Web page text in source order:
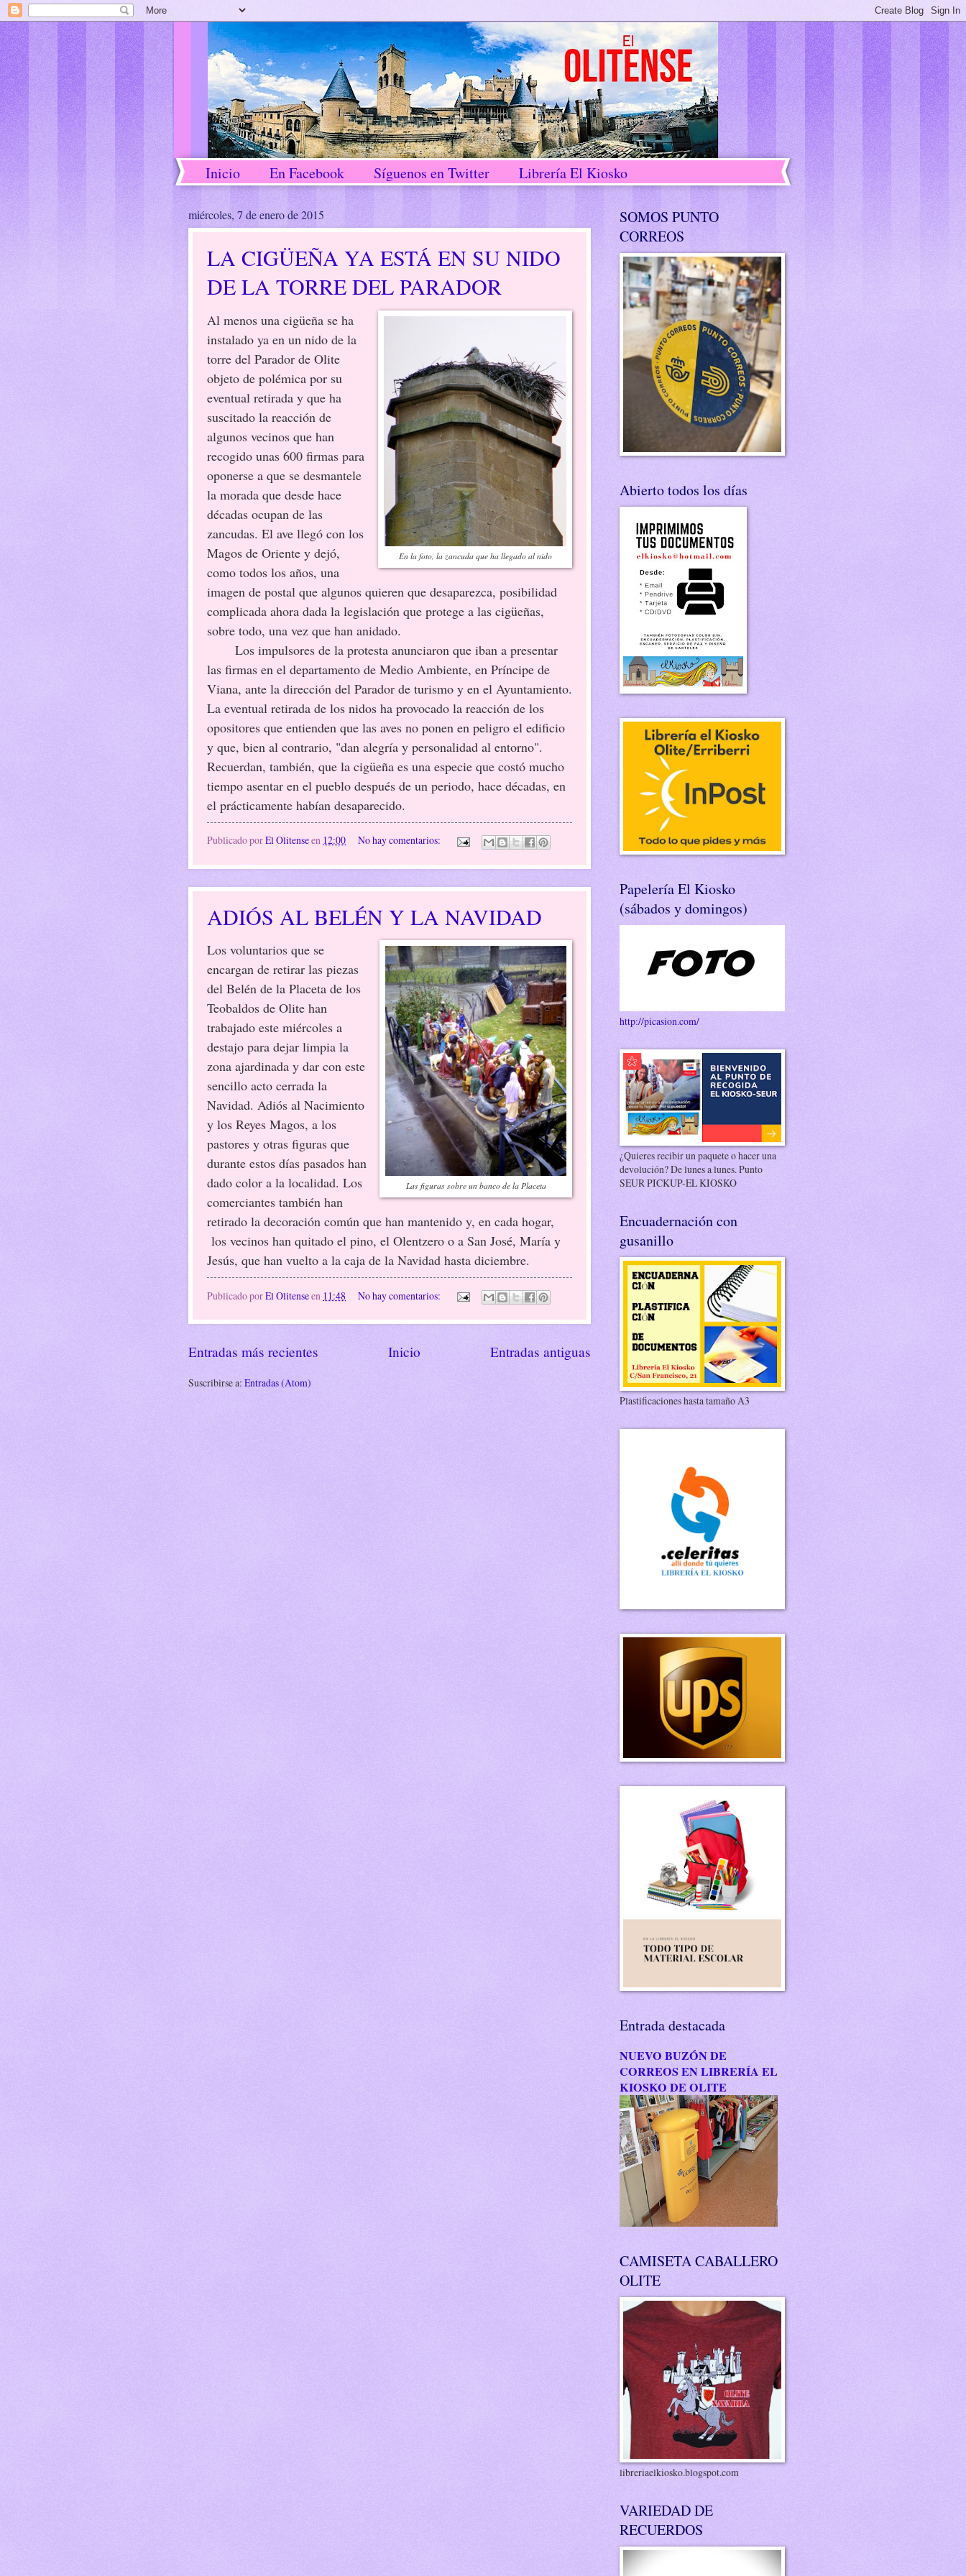
Inicio En Facebook Síguenos en Twitter Librería El Kiosko
miércoles, 7 de enero de 2015
LA CIGÜEÑA YA ESTÁ EN SU NIDO
DE LA TORRE DEL PARADOR
En la foto, la zancuda que ha llegado al nido
Al menos una cigüeña se ha
instalado ya en un nido de la
torre del Parador de Olite
objeto de polémica por su
eventual retirada y que ha
suscitado la reacción de
algunos vecinos que han
recogido unas 600 firmas para
oponerse a que se desmantele
la morada que desde hace
décadas ocupan de las
zancudas. El ave llegó con los
Magos de Oriente y dejó,
como todos los años, una
imagen de postal que algunos quieren que desaparezca, posibilidad
complicada ahora dada la legislación que protege a las cigüeñas,
sobre todo, una vez que han anidado.
Los impulsores de la protesta anunciaron que iban a presentar
las firmas en el departamento de Medio Ambiente, en Príncipe de
Viana, ante la dirección del Parador de turismo y en el Ayuntamiento.
La eventual retirada de los nidos ha provocado la reacción de los
opositores que entienden que las aves no ponen en peligro el edificio
y que, bien al contrario, "dan alegría y personalidad al entorno".
Recuerdan, también, que la cigüeña es una especie que costó mucho
tiempo asentar en el pueblo después de un periodo, hace décadas, en
el prácticamente habían desaparecido.
Publicado porEl Olitenseen 12:00 No hay comentarios:
ADIÓS AL BELÉN Y LA NAVIDAD
Las figuras sobre un banco de la Placeta
Los voluntarios que se
encargan de retirar las piezas
del Belén de la Placeta de los
Teobaldos de Olite han
trabajado este miércoles a
destajo para dejar limpia la
zona ajardinada y dar con este
sencillo acto cerrada la
Navidad. Adiós al Nacimiento
y los Reyes Magos, a los
pastores y otras figuras que
durante estos días pasados han
dado color a la localidad. Los
comerciantes también han
retirado la decoración común que han mantenido y, en cada hogar,
los vecinos han quitado el pino, el Olentzero o a San José, María y
Jesús, que han vuelto a la caja de la Navidad hasta diciembre.
Publicado porEl Olitenseen 11:48 No hay comentarios:
Entradas más recientes Entradas antiguas
Inicio
Suscribirse a: Entradas (Atom)
SOMOS PUNTO
CORREOS
Abierto todos los días
Papelería El Kiosko
(sábados y domingos)
http://picasion.com/
¿Quieres recibir un paquete o hacer una
devolución? De lunes a lunes. Punto
SEUR PICKUP-EL KIOSKO
Encuadernación con
gusanillo
Plastificaciones hasta tamaño A3
Entrada destacada
NUEVO BUZÓN DE
CORREOS EN LIBRERÍA EL
KIOSKO DE OLITE
CAMISETA CABALLERO
OLITE
libreriaelkiosko.blogspot.com
VARIEDAD DE
RECUERDOS